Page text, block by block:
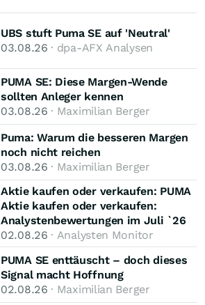
UBS stuft Puma SE auf 'Neutral'
03.08.26 · dpa-AFX Analysen
PUMA SE: Diese Margen-Wende
sollten Anleger kennen
03.08.26 · Maximilian Berger
Puma: Warum die besseren Margen
noch nicht reichen
03.08.26 · Maximilian Berger
Aktie kaufen oder verkaufen: PUMA
Aktie kaufen oder verkaufen:
Analystenbewertungen im Juli `26
02.08.26 · Analysten Monitor
PUMA SE enttäuscht – doch dieses
Signal macht Hoffnung
02.08.26 · Maximilian Berger